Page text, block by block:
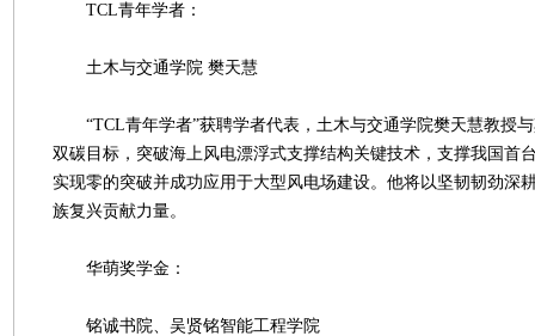
TCL青年学者：
土木与交通学院 樊天慧
“TCL青年学者”获聘学者代表，土木与交通学院樊天慧教授与
双碳目标，突破海上风电漂浮式支撑结构关键技术，支撑我国首
实现零的突破并成功应用于大型风电场建设。他将以坚韧韧劲深
族复兴贡献力量。
华萌奖学金：
铭诚书院、吴贤铭智能工程学院